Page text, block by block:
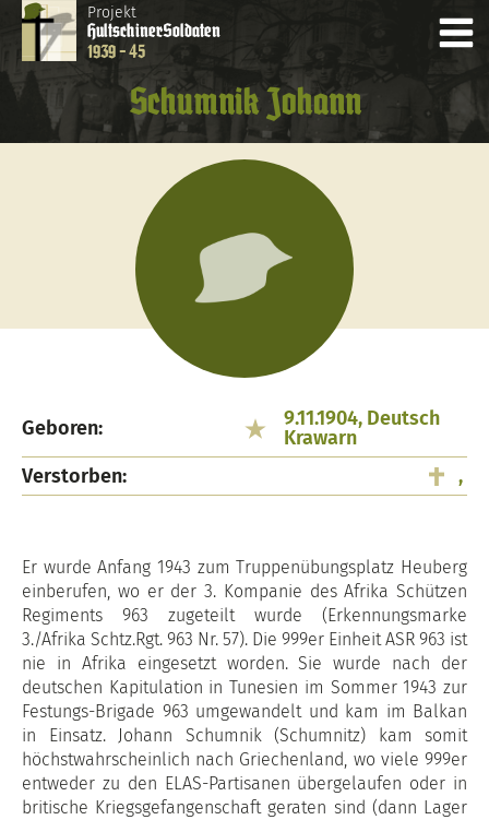
Projekt
HultschinerSoldaten
1939 - 45
Schumnik Johann
Geboren:
9.11.1904, Deutsch
Krawarn
Verstorben:
,
Er wurde Anfang 1943 zum Truppenübungsplatz Heuberg
einberufen, wo er der 3. Kompanie des Afrika Schützen
Regiments 963 zugeteilt wurde (Erkennungsmarke
3./Afrika Schtz.Rgt. 963 Nr. 57). Die 999er Einheit ASR 963 ist
nie in Afrika eingesetzt worden. Sie wurde nach der
deutschen Kapitulation in Tunesien im Sommer 1943 zur
Festungs-Brigade 963 umgewandelt und kam im Balkan
in Einsatz. Johann Schumnik (Schumnitz) kam somit
höchstwahrscheinlich nach Griechenland, wo viele 999er
entweder zu den ELAS-Partisanen übergelaufen oder in
britische Kriegsgefangenschaft geraten sind (dann Lager